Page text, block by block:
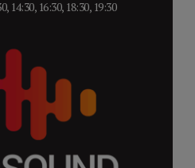
14:30, 16:30, 18:30, 19:30